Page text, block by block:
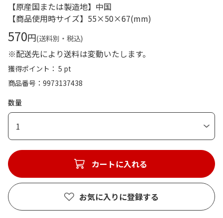
【原産国または製造地】中国
【商品使用時サイズ】55×50×67(mm)
570円(送料別・税込)
※配送先により送料は変動いたします。
獲得ポイント： 5 pt
商品番号
9973137438
数量
1
カートに入れる
お気に入りに登録する